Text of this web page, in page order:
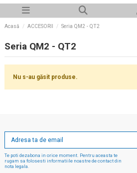
Acasă ACCESORII Seria QM2 - QT2
Seria QM2 - QT2
Nu s-au găsit produse.
Te poti dezabona in orice moment. Pentru aceasta te
rugam sa folosesti informatiile noastre de contact din
nota legala.